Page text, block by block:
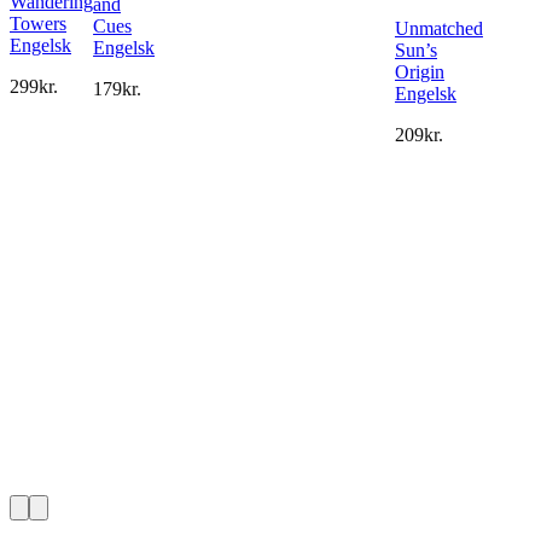
Towers
Engelsk
299kr.
and
Cues
Engelsk
179kr.
Unmatched
Sun’s
Origin
Engelsk
209kr.